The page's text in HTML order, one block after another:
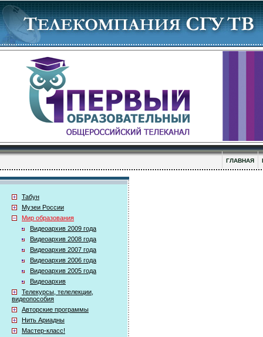
ГЛАВНАЯ
Табун
Музеи России
Мир образования
Видеоархив 2009 года
Видеоархив 2008 года
Видеоархив 2007 года
Видеоархив 2006 года
Видеоархив 2005 года
Видеоархив
Телекурсы, телелекции,
видеопособия
Авторские программы
Нить Ариадны
Мастер-класс!